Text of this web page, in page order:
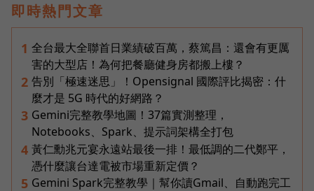
即時熱門文章
1 全台最大全聯首日業績破百萬，蔡篤昌：還會有更厲
害的大型店！為何把餐廳健身房都搬上樓？
2 告別「極速迷思」！Opensignal 國際評比揭密：什
麼才是 5G 時代的好網路？
3 Gemini完整教學地圖！37篇實測整理，
Notebooks、Spark、提示詞架構全打包
4 黃仁勳兆元宴永遠站最後一排！最低調的二代鄭平，
憑什麼讓台達電被市場重新定價？
5 Gemini Spark完整教學｜幫你讀Gmail、自動跑完工